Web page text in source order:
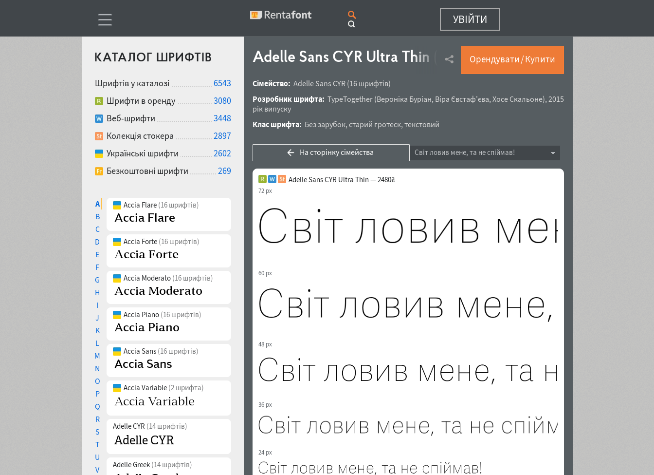
УВІЙТИ
КАТАЛОГ ШРИФТІВ
Шрифтів у каталозі
6543
Шрифти в оренду
3080
Веб-шрифти
3448
Колекція стокера
2897
Українські шрифти
2602
Безкоштовні шрифти
269
A
B
C
D
E
F
G
H
I
J
K
L
M
N
O
P
Q
R
S
T
U
V
Accia Flare (16 шрифтів)
Accia Forte (16 шрифтів)
Accia Moderato (16 шрифтів)
Accia Piano (16 шрифтів)
Accia Sans (16 шрифтів)
Accia Variable (2 шрифта)
Adelle CYR (14 шрифтів)
Adelle Greek (14 шрифтів)
Adelle Sans CYR Ultra Thin (1 з 16)Орендувати / Купити
Сімейство: Adelle Sans CYR (16 шрифтів)
Розробник шрифта: TypeTogether(Вероніка Буріан, Віра Євстаф'єва, Хосе Скальоне), 2015
рік випуску
Клас шрифта: Без зарубок, старий гротеск, текстовий
На сторінку сімейства Світ ловив мене, та не спіймав!
Adelle Sans CYR Ultra Thin — 2480₴
72 px
60 px
48 px
36 px
24 px